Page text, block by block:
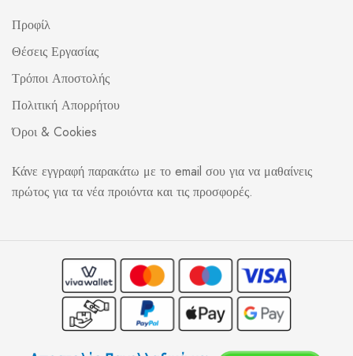
Προφίλ
Θέσεις Εργασίας
Τρόποι Αποστολής
Πολιτική Απορρήτου
Όροι & Cookies
Κάνε εγγραφή παρακάτω με το email σου για να μαθαίνεις
πρώτος για τα νέα προιόντα και τις προσφορές.